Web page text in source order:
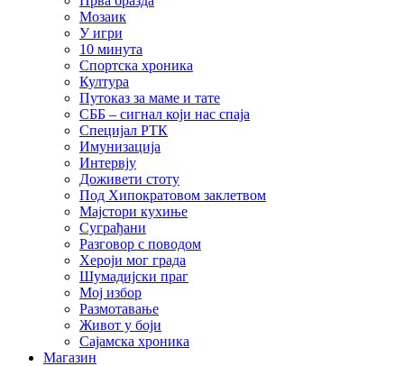
Мозаик
У игри
10 минута
Спортска хроника
Култура
Путоказ за маме и тате
СББ – сигнал који нас спаја
Специјал РТК
Имунизација
Интервју
Доживети стоту
Под Хипократовом заклетвом
Мајстори кухиње
Суграђани
Разговор с поводом
Хероји мог града
Шумадијски праг
Мој избор
Размотавање
Живот у боји
Сајамска хроника
Магазин